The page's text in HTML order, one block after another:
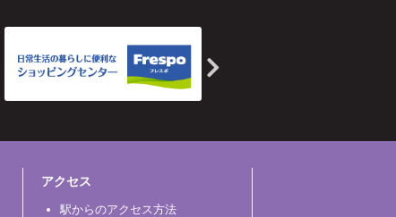
アクセス
駅からのアクセス方法